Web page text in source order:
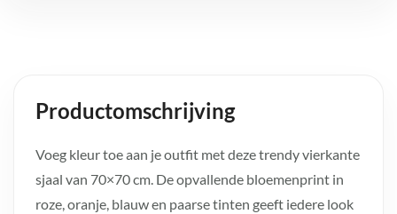
Productomschrijving
Voeg kleur toe aan je outfit met deze trendy vierkante
sjaal van 70×70 cm. De opvallende bloemenprint in
roze, oranje, blauw en paarse tinten geeft iedere look